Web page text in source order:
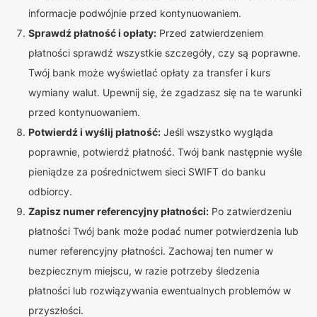
informacje podwójnie przed kontynuowaniem.
Sprawdź płatność i opłaty: Przed zatwierdzeniem
płatności sprawdź wszystkie szczegóły, czy są poprawne.
Twój bank może wyświetlać opłaty za transfer i kurs
wymiany walut. Upewnij się, że zgadzasz się na te warunki
przed kontynuowaniem.
Potwierdź i wyślij płatność: Jeśli wszystko wygląda
poprawnie, potwierdź płatność. Twój bank następnie wyśle
pieniądze za pośrednictwem sieci SWIFT do banku
odbiorcy.
Zapisz numer referencyjny płatności: Po zatwierdzeniu
płatności Twój bank może podać numer potwierdzenia lub
numer referencyjny płatności. Zachowaj ten numer w
bezpiecznym miejscu, w razie potrzeby śledzenia
płatności lub rozwiązywania ewentualnych problemów w
przyszłości.